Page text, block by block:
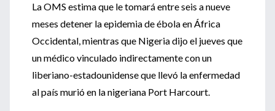
La OMS estima que le tomará entre seis a nueve
meses detener la epidemia de ébola en África
Occidental, mientras que Nigeria dijo el jueves que
un médico vinculado indirectamente con un
liberiano-estadounidense que llevó la enfermedad
al país murió en la nigeriana Port Harcourt.